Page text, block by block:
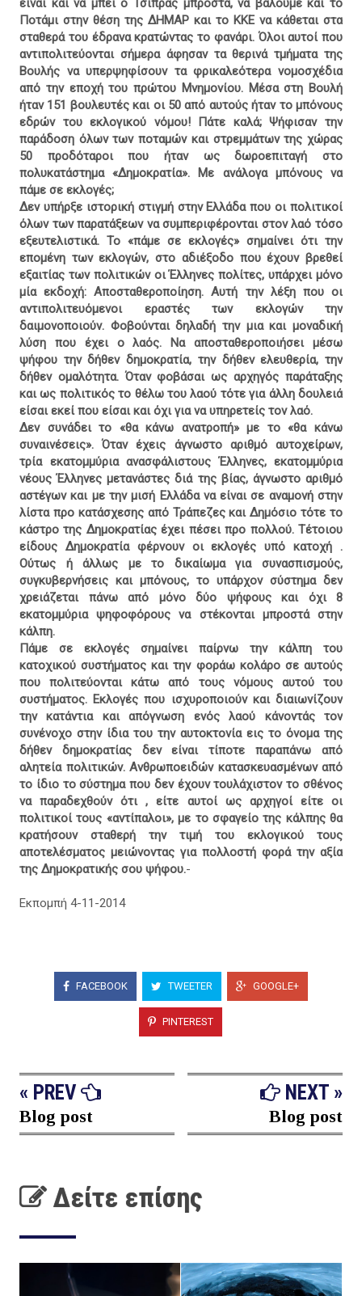
είναι και να μπει ο Τσίπρας μπροστά, να βάλουμε και το
Ποτάμι στην θέση της ΔΗΜΑΡ και το ΚΚΕ να κάθεται στα
σταθερά του έδρανα κρατώντας το φανάρι. Όλοι αυτοί που
αντιπολιτεύονται σήμερα άφησαν τα θερινά τμήματα της
Βουλής να υπερψηφίσουν τα φρικαλεότερα νομοσχέδια
από την εποχή του πρώτου Μνημονίου. Μέσα στη Βουλή
ήταν 151 βουλευτές και οι 50 από αυτούς ήταν το μπόνους
εδρών του εκλογικού νόμου! Πάτε καλά; Ψήφισαν την
παράδοση όλων των ποταμών και στρεμμάτων της χώρας
50 προδόταροι που ήταν ως δωροεπιταγή στο
πολυκατάστημα «Δημοκρατία». Με ανάλογα μπόνους να
πάμε σε εκλογές;
Δεν υπήρξε ιστορική στιγμή στην Ελλάδα που οι πολιτικοί
όλων των παρατάξεων να συμπεριφέρονται στον λαό τόσο
εξευτελιστικά. Το «πάμε σε εκλογές» σημαίνει ότι την
επομένη των εκλογών, στο αδιέξοδο που έχουν βρεθεί
εξαιτίας των πολιτικών οι Έλληνες πολίτες, υπάρχει μόνο
μία εκδοχή: Αποσταθεροποίηση. Αυτή την λέξη που οι
αντιπολιτευόμενοι εραστές των εκλογών την
δαιμονοποιούν. Φοβούνται δηλαδή την μια και μοναδική
λύση που έχει ο λαός. Να αποσταθεροποιήσει μέσω
ψήφου την δήθεν δημοκρατία, την δήθεν ελευθερία, την
δήθεν ομαλότητα. Όταν φοβάσαι ως αρχηγός παράταξης
και ως πολιτικός το θέλω του λαού τότε για άλλη δουλειά
είσαι εκεί που είσαι και όχι για να υπηρετείς τον λαό.
Δεν συνάδει το «θα κάνω ανατροπή» με το «θα κάνω
συναινέσεις». Όταν έχεις άγνωστο αριθμό αυτοχείρων,
τρία εκατομμύρια ανασφάλιστους Έλληνες, εκατομμύρια
νέους Έλληνες μετανάστες διά της βίας, άγνωστο αριθμό
αστέγων και με την μισή Ελλάδα να είναι σε αναμονή στην
λίστα προ κατάσχεσης από Τράπεζες και Δημόσιο τότε το
κάστρο της Δημοκρατίας έχει πέσει προ πολλού. Τέτοιου
είδους Δημοκρατία φέρνουν οι εκλογές υπό κατοχή .
Ούτως ή άλλως με το δικαίωμα για συνασπισμούς,
συγκυβερνήσεις και μπόνους, το υπάρχον σύστημα δεν
χρειάζεται πάνω από μόνο δύο ψήφους και όχι 8
εκατομμύρια ψηφοφόρους να στέκονται μπροστά στην
κάλπη.
Πάμε σε εκλογές σημαίνει παίρνω την κάλπη του
κατοχικού συστήματος και την φοράω κολάρο σε αυτούς
που πολιτεύονται κάτω από τους νόμους αυτού του
συστήματος. Εκλογές που ισχυροποιούν και διαιωνίζουν
την κατάντια και απόγνωση ενός λαού κάνοντάς τον
συνένοχο στην ίδια του την αυτοκτονία εις το όνομα της
δήθεν δημοκρατίας δεν είναι τίποτε παραπάνω από
αλητεία πολιτικών. Ανθρωποειδών κατασκευασμένων από
το ίδιο το σύστημα που δεν έχουν τουλάχιστον το σθένος
να παραδεχθούν ότι , είτε αυτοί ως αρχηγοί είτε οι
πολιτικοί τους «αντίπαλοι», με το σφαγείο της κάλπης θα
κρατήσουν σταθερή την τιμή του εκλογικού τους
αποτελέσματος μειώνοντας για πολλοστή φορά την αξία
της Δημοκρατικής σου ψήφου.-
Εκπομπή 4-11-2014
FACEBOOK TWEETER GOOGLE+
PINTEREST
« PREV
Blog post
NEXT »
Blog post
Δείτε επίσης